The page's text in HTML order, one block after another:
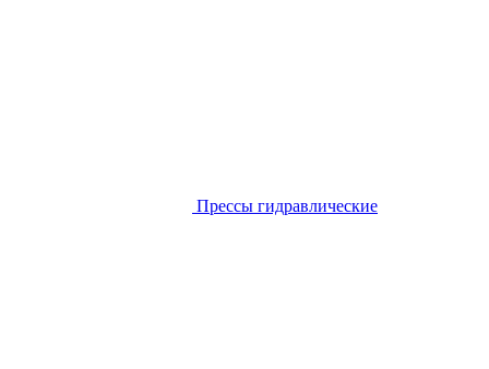
Прессы гидравлические